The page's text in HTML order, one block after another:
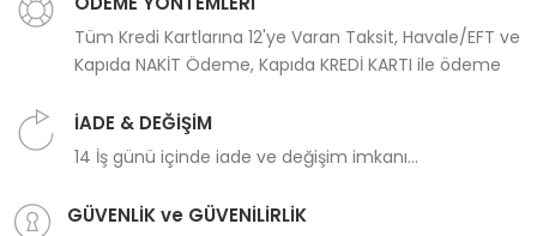
Tüm Kredi Kartlarına 12'ye Varan Taksit, Havale/EFT ve
Kapıda NAKİT Ödeme, Kapıda KREDİ KARTI ile ödeme
İADE & DEĞİŞİM
14 İş günü içinde iade ve değişim imkanı...
GÜVENLİK ve GÜVENİLİRLİK